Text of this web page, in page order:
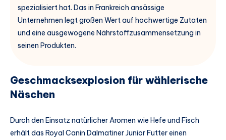
spezialisiert hat. Das in Frankreich ansässige
Unternehmen legt großen Wert auf hochwertige Zutaten
und eine ausgewogene Nährstoffzusammensetzung in
seinen Produkten.
Geschmacksexplosion für wählerische
Näschen
Durch den Einsatz natürlicher Aromen wie Hefe und Fisch
erhält das Royal Canin Dalmatiner Junior Futter einen